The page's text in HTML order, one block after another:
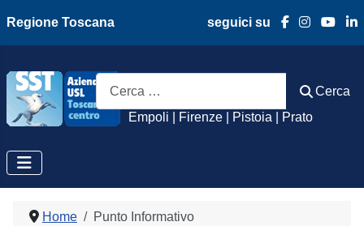
Regione Toscana seguici su
Azienda Usl
Empoli | Firenze | Pistoia | Prato
Cerca
Cerca
Home Punto Informativo